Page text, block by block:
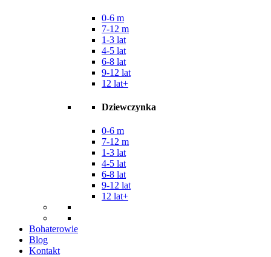
0-6 m
7-12 m
1-3 lat
4-5 lat
6-8 lat
9-12 lat
12 lat+
Dziewczynka
0-6 m
7-12 m
1-3 lat
4-5 lat
6-8 lat
9-12 lat
12 lat+
Bohaterowie
Blog
Kontakt